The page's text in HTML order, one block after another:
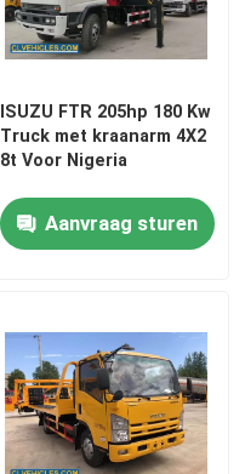
ISUZU FTR 205hp 180 Kw
Truck met kraanarm 4X2
8t Voor Nigeria
Aanvraag sturen